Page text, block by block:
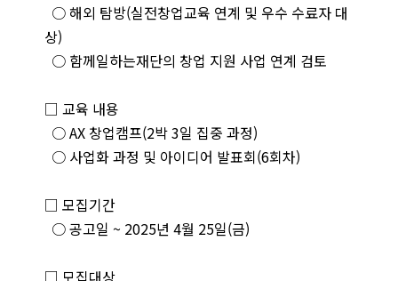
○ 해외 탐방(실전창업교육 연계 및 우수 수료자 대
상)
○ 함께일하는재단의 창업 지원 사업 연계 검토
□ 교육 내용
○ AX 창업캠프(2박 3일 집중 과정)
○ 사업화 과정 및 아이디어 발표회(6회차)
□ 모집기간
○ 공고일 ~ 2025년 4월 25일(금)
□ 모집대상